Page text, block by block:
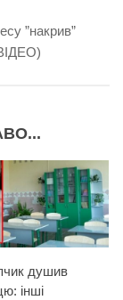
”накрив”
душив
інші